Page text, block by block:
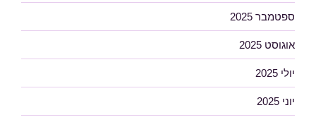
ספטמבר 2025
אוגוסט 2025
יולי 2025
יוני 2025